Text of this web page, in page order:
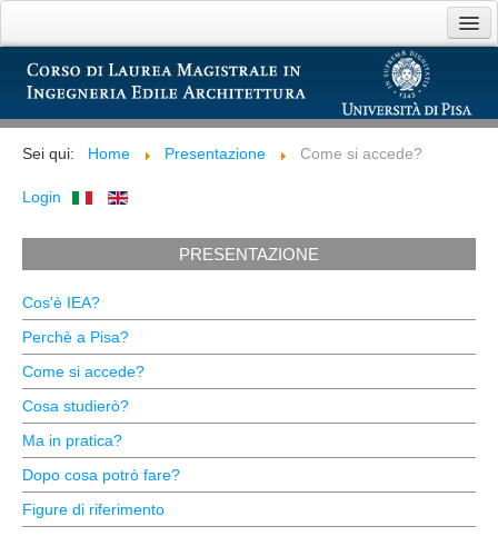
Presentazione
Sei qui: Home Presentazione Come si accede?
Login
PRESENTAZIONE
Cos'è IEA?
Perchè a Pisa?
Come si accede?
Cosa studierò?
Ma in pratica?
Dopo cosa potrò fare?
Figure di riferimento